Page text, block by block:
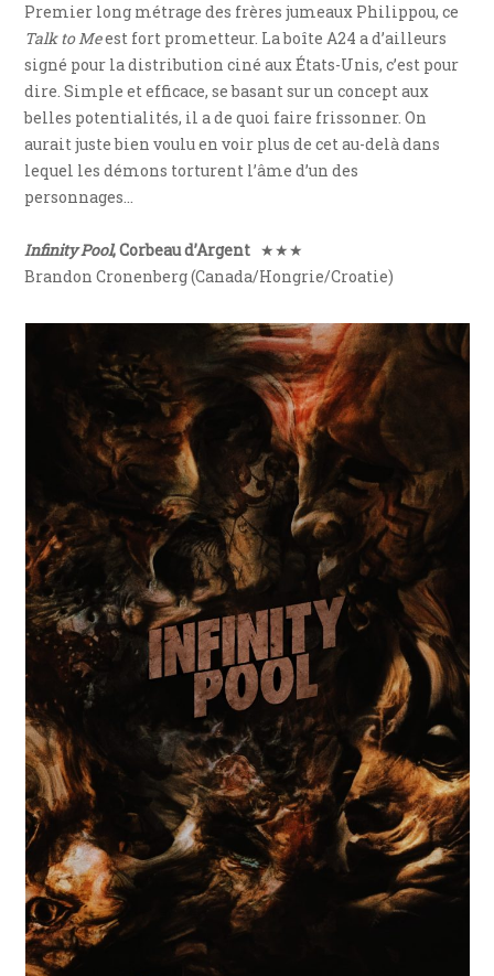
Premier long métrage des frères jumeaux Philippou, ce
Talk to Meest fort prometteur. La boîte A24 a d’ailleurs
signé pour la distribution ciné aux États-Unis, c’est pour
dire. Simple et efficace, se basant sur un concept aux
belles potentialités, il a de quoi faire frissonner. On
aurait juste bien voulu en voir plus de cet au-delà dans
lequel les démons torturent l’âme d’un des
personnages…
Infinity Pool, Corbeau d’Argent ★★★
Brandon Cronenberg (Canada/Hongrie/Croatie)